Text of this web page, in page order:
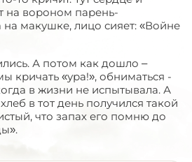
на вороном парень-
на макушке, лицо сияет: «Войне
А потом как дошло –
кричать «ура!», обниматься -
в жизни не испытывала. А
в тот день получился такой
что запах его помню до